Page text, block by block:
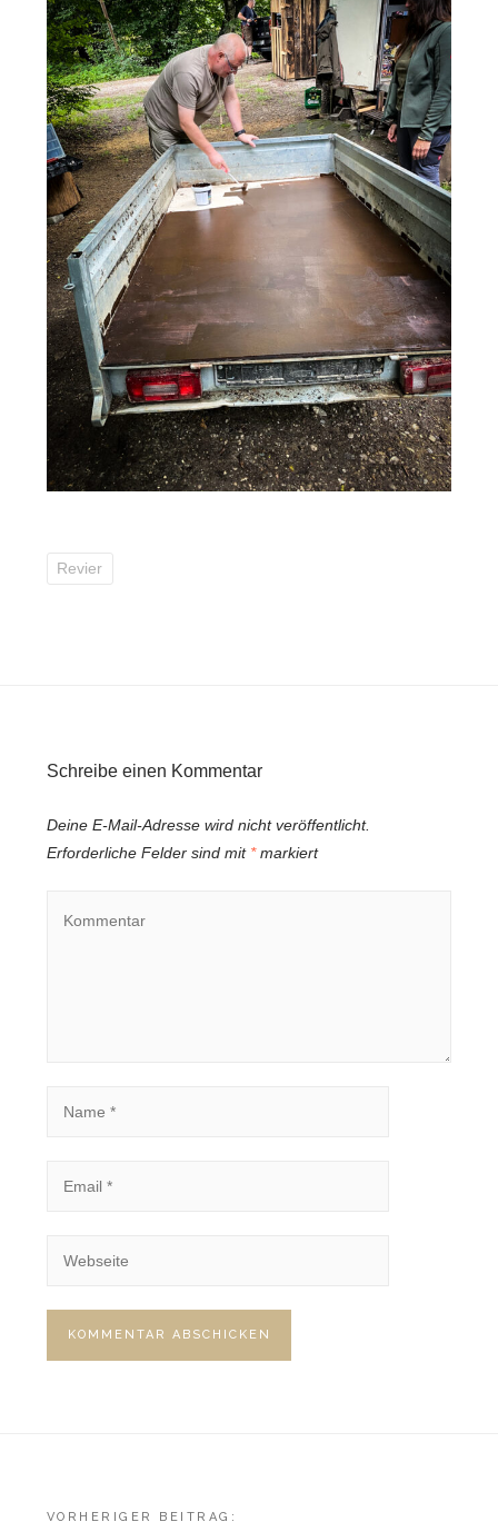
Revier
Schreibe einen Kommentar
Deine E-Mail-Adresse wird nicht veröffentlicht.
Erforderliche Felder sind mit *markiert
Beitragsnavigation
VORHERIGER BEITRAG: